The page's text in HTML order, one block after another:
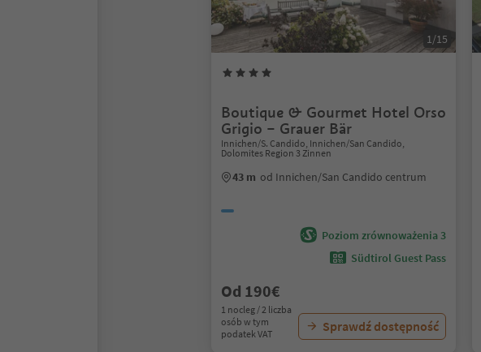
1/15
Boutique & Gourmet Hotel Orso
Grigio – Grauer Bär
Innichen/S. Candido, Innichen/San Candido,
Dolomites Region 3 Zinnen
43 m od Innichen/San Candido centrum
Poziom zrównoważenia 3
Südtirol Guest Pass
Od 190€
1 nocleg / 2 liczba
osób w tym
podatek VAT
Sprawdź dostępność